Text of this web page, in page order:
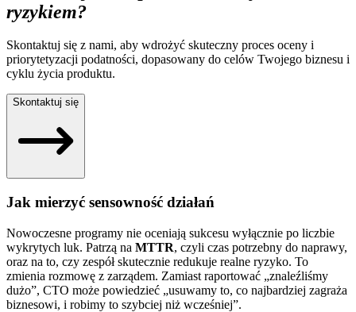
ryzykiem?
Skontaktuj się z nami, aby wdrożyć skuteczny proces oceny i
priorytetyzacji podatności, dopasowany do celów Twojego biznesu i
cyklu życia produktu.
Skontaktuj się
Jak mierzyć sensowność działań
Nowoczesne programy nie oceniają sukcesu wyłącznie po liczbie
wykrytych luk. Patrzą na MTTR, czyli czas potrzebny do naprawy,
oraz na to, czy zespół skutecznie redukuje realne ryzyko. To
zmienia rozmowę z zarządem. Zamiast raportować „znaleźliśmy
dużo”, CTO może powiedzieć „usuwamy to, co najbardziej zagraża
biznesowi, i robimy to szybciej niż wcześniej”.